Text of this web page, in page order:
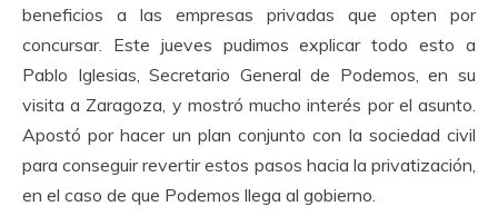
beneficios a las empresas privadas que opten por
concursar. Este jueves pudimos explicar todo esto a
Pablo Iglesias, Secretario General de Podemos, en su
visita a Zaragoza, y mostró mucho interés por el asunto.
Apostó por hacer un plan conjunto con la sociedad civil
para conseguir revertir estos pasos hacia la privatización,
en el caso de que Podemos llega al gobierno.